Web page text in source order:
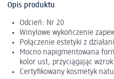
Opis produktu
Odcień: Nr 20
Winylowe wykończenie
Połączenie estetyki z
Mocno napigmentowana
kolor ust, przyciągając
Certyfikowany kosmetyk